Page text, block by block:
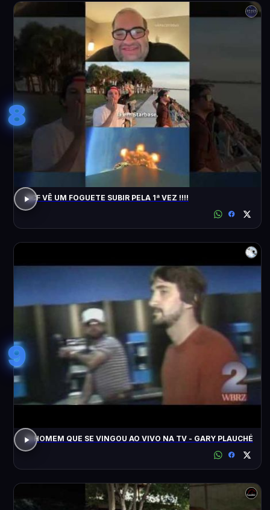
8
ACF VÊ UM FOGUETE SUBIR PELA 1ª VEZ !!!!
9
O HOMEM QUE SE VINGOU AO VIVO NA TV - GARY PLAUCHÉ